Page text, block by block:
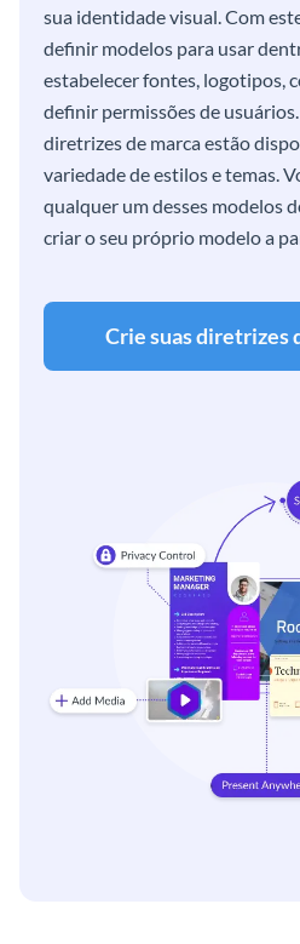
sua identidade visual. Com
definir modelos para usar
estabelecer fontes, logotipos,
definir permissões de
diretrizes de marca estão
variedade de estilos e temas.
qualquer um desses modelos
criar o seu próprio modelo a
Crie suas diretrizes